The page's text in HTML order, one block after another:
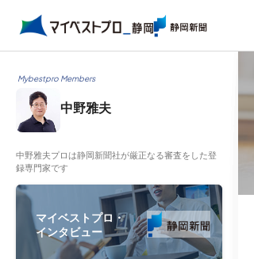
Mybestpro Members
中野雅夫
中野雅夫プロは静岡新聞社が厳正なる審査をした登
録専門家です
マイベストプロ・
インタビュー